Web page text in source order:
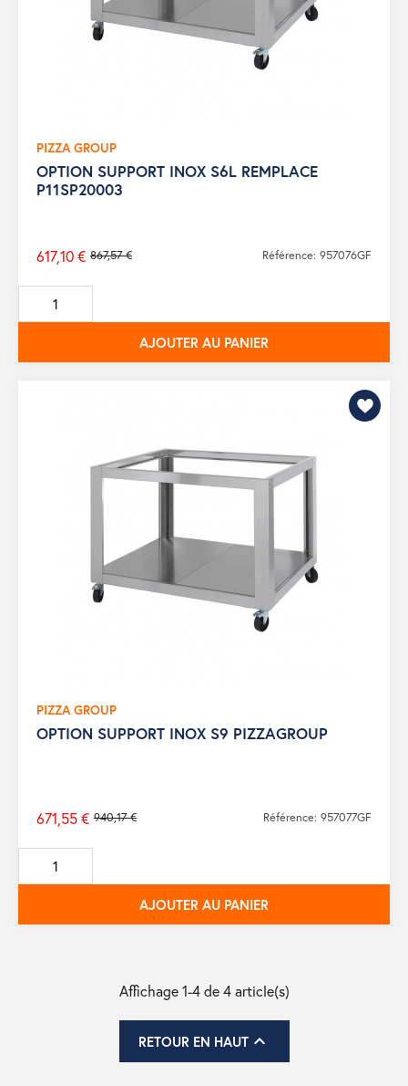
PIZZA GROUP
OPTION SUPPORT INOX S6L REMPLACE
P11SP20003
Prix
de
base
867,57 €
617,10 € Référence: 957076GF
AJOUTER AU PANIER
PIZZA GROUP
OPTION SUPPORT INOX S9 PIZZAGROUP
Prix
de
base
940,17 €
671,55 € Référence: 957077GF
AJOUTER AU PANIER
Affichage 1-4 de 4 article(s)
RETOUR EN HAUT